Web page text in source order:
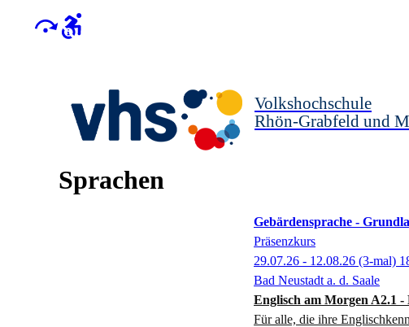
Volkshochschule
Rhön-Grabfeld und
Sprachen
Englisch am Morgen A2.1 -
Für alle, die ihre
Gebärdensprache -
Präsenzkurs
29.07.26 - 12.08.26 (3-mal)
Bad Neustadt a. d. Saale